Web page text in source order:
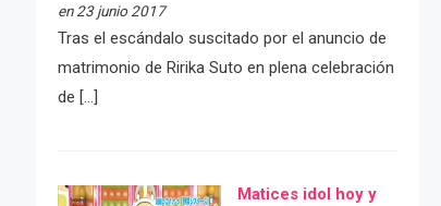
en 23 junio 2017
Tras el escándalo suscitado por el anuncio de
matrimonio de Ririka Suto en plena celebración
de […]
Matices idol hoy y